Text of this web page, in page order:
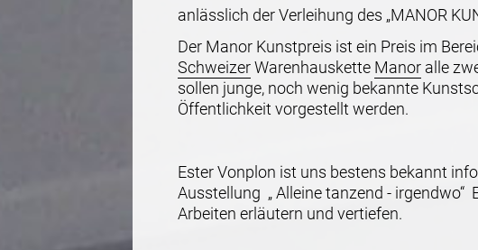
anlässlich der Verleihung des „MANOR
Der Manor Kunstpreis ist ein Preis im
SchweizerWarenhauskette Manor alle
sollen junge, noch wenig bekannte
Öffentlichkeit vorgestellt werden.
Ester Vonplon ist uns bestens bekannt
Ausstellung „ Alleine tanzend -
Arbeiten erläutern und vertiefen.